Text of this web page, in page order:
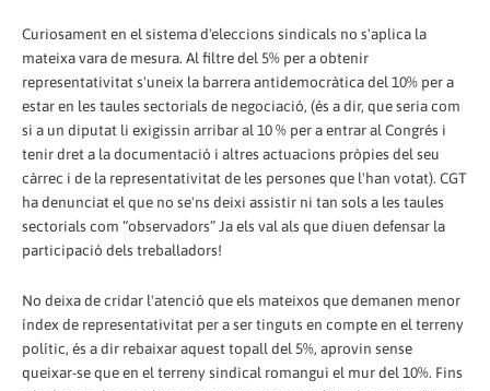
Curiosament en el sistema d'eleccions sindicals no s'aplica la
mateixa vara de mesura. Al filtre del 5% per a obtenir
representativitat s'uneix la barrera antidemocràtica del 10% per a
estar en les taules sectorials de negociació, (és a dir, que seria com
si a un diputat li exigissin arribar al 10 % per a entrar al Congrés i
tenir dret a la documentació i altres actuacions pròpies del seu
càrrec i de la representativitat de les persones que l'han votat). CGT
ha denunciat el que no se'ns deixi assistir ni tan sols a les taules
sectorials com “observadors” Ja els val als que diuen defensar la
participació dels treballadors!
No deixa de cridar l'atenció que els mateixos que demanen menor
índex de representativitat per a ser tinguts en compte en el terreny
polític, és a dir rebaixar aquest topall del 5%, aprovin sense
queixar-se que en el terreny sindical romangui el mur del 10%. Fins